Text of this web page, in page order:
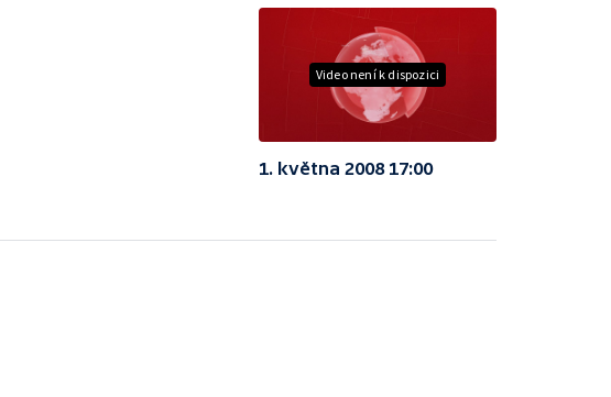
Video není k dispozici
1. května 2008 17:00